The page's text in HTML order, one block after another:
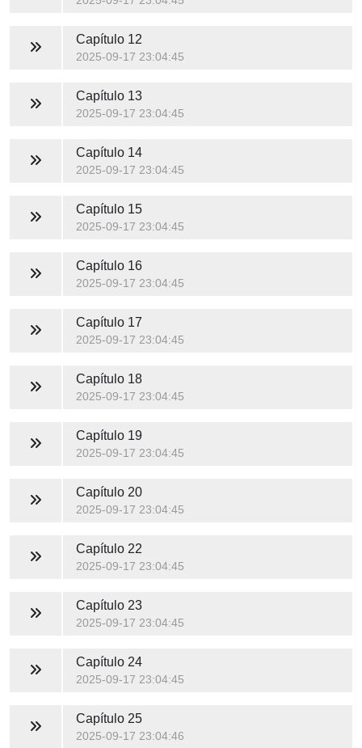
Capítulo 12
2025-09-17 23:04:45
Capítulo 13
2025-09-17 23:04:45
Capítulo 14
2025-09-17 23:04:45
Capítulo 15
2025-09-17 23:04:45
Capítulo 16
2025-09-17 23:04:45
Capítulo 17
2025-09-17 23:04:45
Capítulo 18
2025-09-17 23:04:45
Capítulo 19
2025-09-17 23:04:45
Capítulo 20
2025-09-17 23:04:45
Capítulo 22
2025-09-17 23:04:45
Capítulo 23
2025-09-17 23:04:45
Capítulo 24
2025-09-17 23:04:45
Capítulo 25
2025-09-17 23:04:46